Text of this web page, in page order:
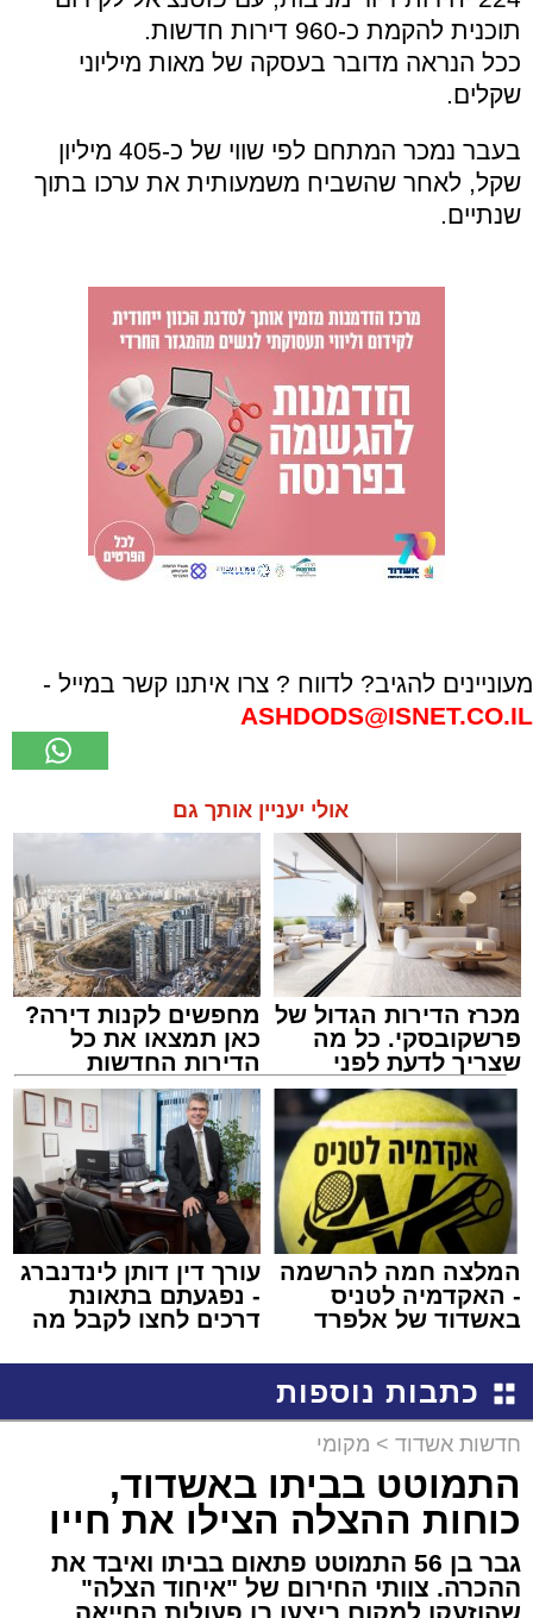
תוכנית להקמת כ-960 דירות חדשות.
ככל הנראה מדובר בעסקה של מאות מיליוני
שקלים.
בעבר נמכר המתחם לפי שווי של כ-405 מיליון
שקל, לאחר שהשביח משמעותית את ערכו בתוך
שנתיים.
מעוניינים להגיב? לדווח ? צרו איתנו קשר במייל -
ASHDODS@ISNET.CO.IL
אולי יעניין אותך גם
מכרז הדירות הגדול של
פרשקובסקי. כל מה
שצריך לדעת לפני
שמגישים הצעה לדירה
באשדוד
מחפשים לקנות דירה?
כאן תמצאו את כל
הדירות החדשות
למכירה באשדוד >>>
המלצה חמה להרשמה
- האקדמיה לטניס
באשדוד של אלפרד
עורך דין דותן לינדנברג
- נפגעתם בתאונת
דרכים לחצו לקבל מה
כתבות נוספות
חדשות אשדוד > מקומי
התמוטט בביתו באשדוד,
כוחות ההצלה הצילו את חייו
גבר בן 56 התמוטט פתאום בביתו ואיבד את
ההכרה. צוותי החירום של "איחוד הצלה"